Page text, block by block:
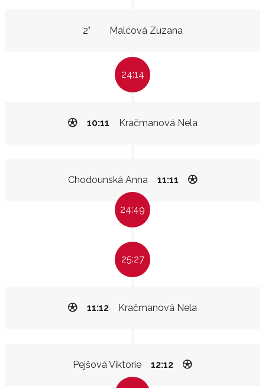
Malcová Zuzana
2"
24:14
Kračmanová Nela
10:11
Chodounská Anna 11:11
24:49
25:27
Kračmanová Nela
11:12
Pejšová Viktorie 12:12